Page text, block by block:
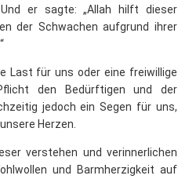
er sagte: „Allah hilft dieser
der Schwachen aufgrund ihrer
Last für uns oder eine freiwillige
den Bedürftigen und der
jedoch ein Segen für uns,
Herzen.
verstehen und verinnerlichen
und Barmherzigkeit auf